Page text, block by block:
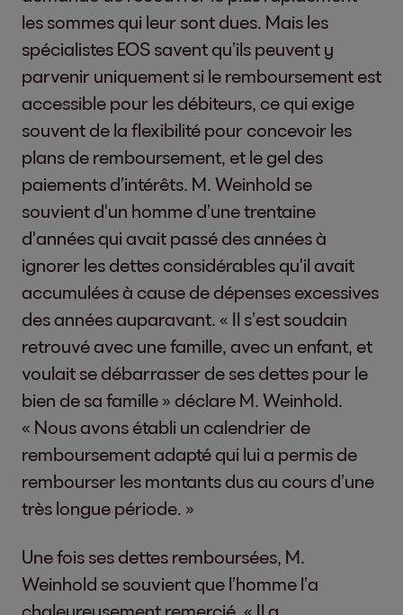
les sommes qui leur sont dues. Mais les
spécialistes EOS savent qu’ils peuvent y
parvenir uniquement si le remboursement est
accessible pour les débiteurs, ce qui exige
souvent de la flexibilité pour concevoir les
plans de remboursement, et le gel des
paiements d’intérêts. M. Weinhold se
souvient d'un homme d’une trentaine
d'années qui avait passé des années à
ignorer les dettes considérables qu'il avait
accumulées à cause de dépenses excessives
des années auparavant. « Il s’est soudain
retrouvé avec une famille, avec un enfant, et
voulait se débarrasser de ses dettes pour le
bien de sa famille » déclare M. Weinhold.
« Nous avons établi un calendrier de
remboursement adapté qui lui a permis de
rembourser les montants dus au cours d’une
très longue période. »
Une fois ses dettes remboursées, M.
Weinhold se souvient que l’homme l’a
chaleureusement remercié. « Il a